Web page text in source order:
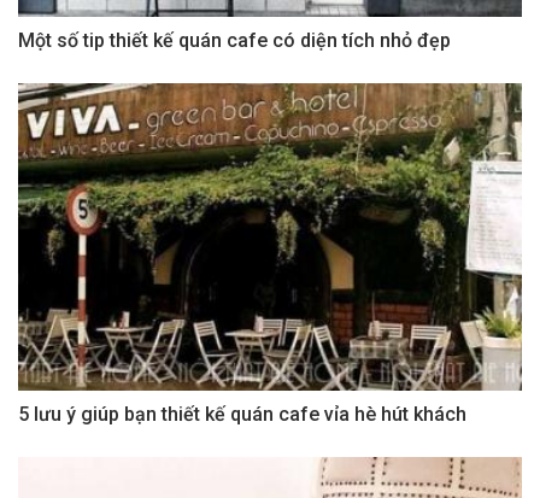
Một số tip thiết kế quán cafe có diện tích nhỏ đẹp
5 lưu ý giúp bạn thiết kế quán cafe vỉa hè hút khách